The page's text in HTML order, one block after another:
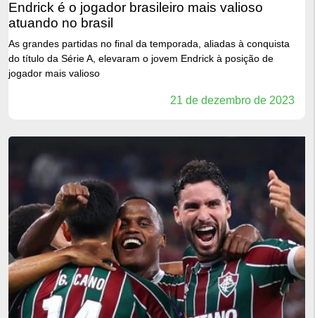
endrick é o jogador brasileiro mais valioso
atuando no brasil
As grandes partidas no final da temporada, aliadas à conquista
do título da Série A, elevaram o jovem Endrick à posição de
jogador mais valioso
21 de dezembro de 2023